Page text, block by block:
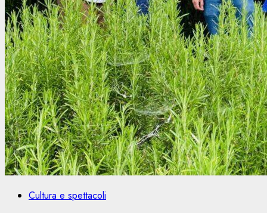
Cultura e spettacoli